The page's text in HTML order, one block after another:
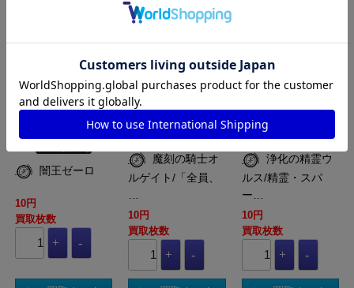
闇王ゼーロ
10円
買取枚数
ルゲイト/「全員、
10円
買取枚数
ルス/精霊・スパ
ー…
10円
買取枚数